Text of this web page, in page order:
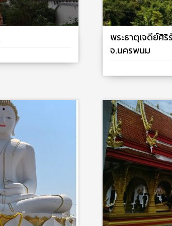
พระธาตุเจดีย์ศิ
จ.นครพนม